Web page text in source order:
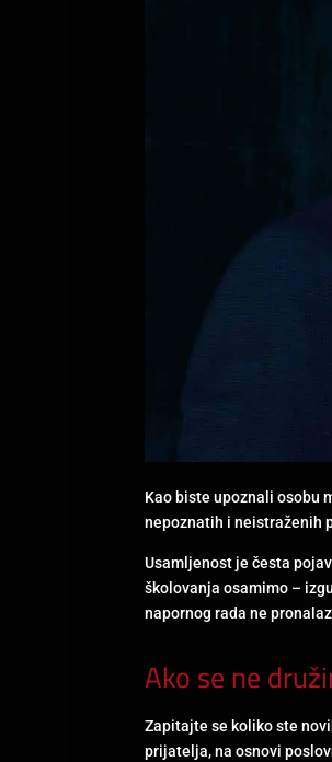
Kao biste upoznali osobu
nepoznatih i neistraženih
Usamljenost je česta
školovanja osamimo –
napornog rada ne
Ako se ne
Zapitajte se koliko ste
prijatelja, na osnovi